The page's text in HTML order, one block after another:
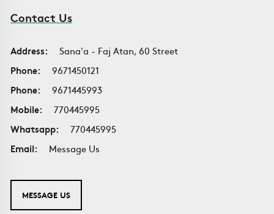
Contact Us
Address:
Sana'a - Faj Atan, 60 Street
Phone:
9671450121
Phone:
9671445993
Mobile:
770445995
Whatsapp:
770445995
Email:
Message Us
MESSAGE US